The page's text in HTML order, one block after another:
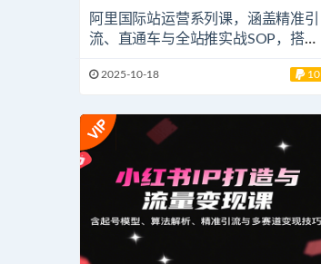
阿里国际站运营系列课，涵盖精准引
流、直通车与全站推实战SOP，搭配
2025-10-18 10